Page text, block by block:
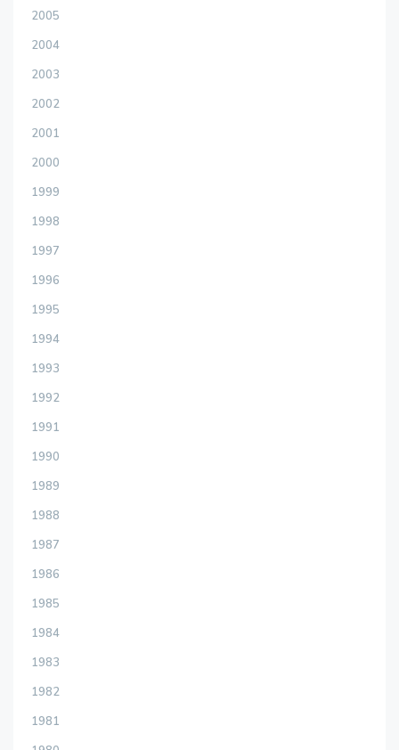
2005
2004
2003
2002
2001
2000
1999
1998
1997
1996
1995
1994
1993
1992
1991
1990
1989
1988
1987
1986
1985
1984
1983
1982
1981